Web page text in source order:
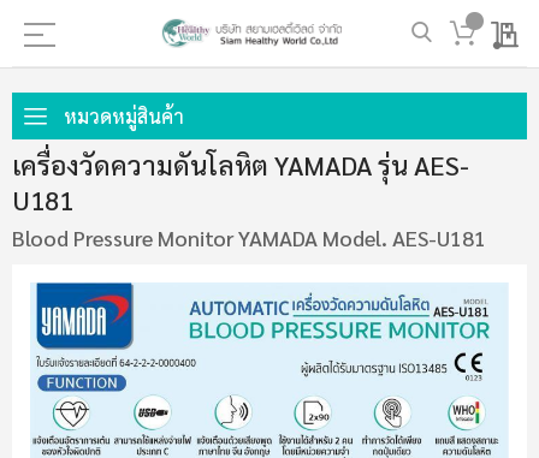
My
ไป
ที่
เนื้อหา
หมวดหมู่สินค้า
เครื่องวัดความดันโลหิต YAMADA รุ่น AES-
U181
Blood Pressure Monitor YAMADA Model. AES-U181
ไป
ที่
ส่วน
ท้าย
ของ